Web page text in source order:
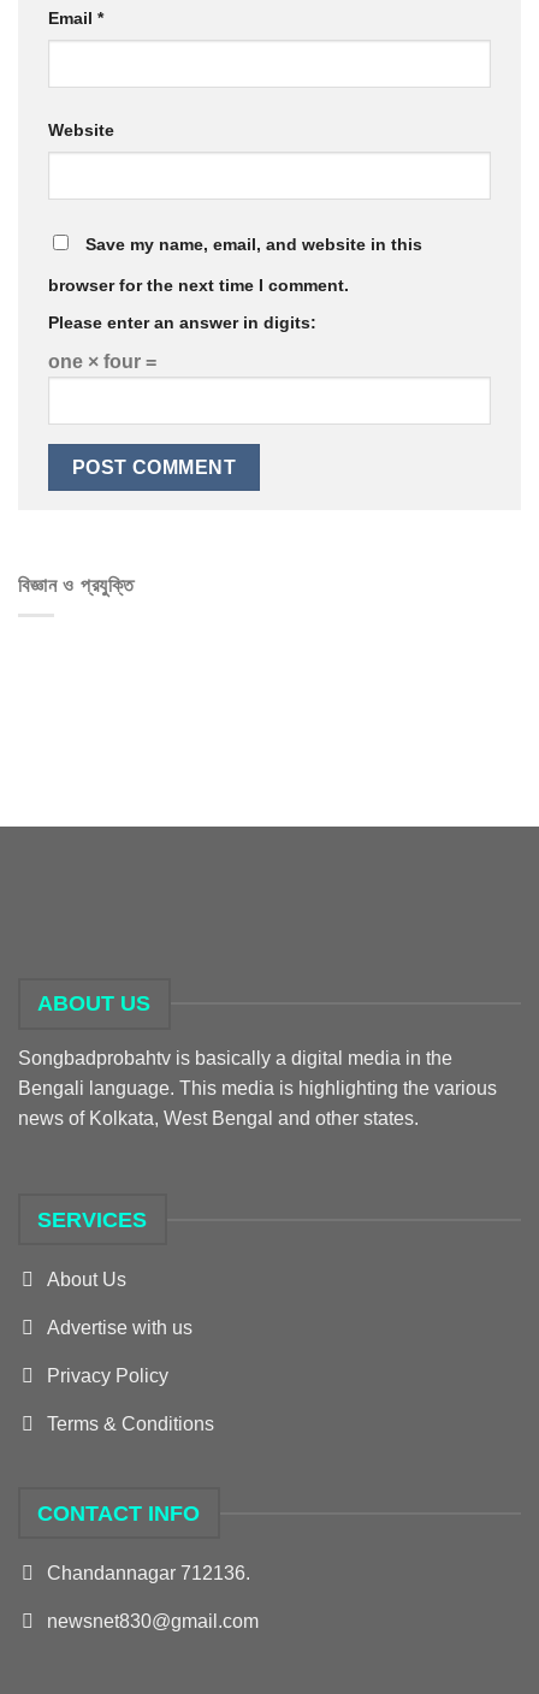
Email *
Website
Save my name, email, and website in this
browser for the next time I comment.
Please enter an answer in digits:
one × four =
বিজ্ঞান ও প্রযুক্তি
ABOUT US
Songbadprobahtv is basically a digital media in the
Bengali language. This media is highlighting the various
news of Kolkata, West Bengal and other states.
SERVICES
About Us
Advertise with us
Privacy Policy
Terms & Conditions
CONTACT INFO
Chandannagar 712136.
newsnet830@gmail.com